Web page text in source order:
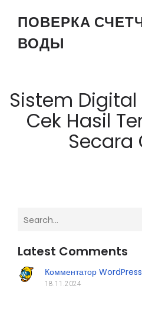
ПОВЕРКА
ВОДЫ
Sistem
Cek Hasil
Secara
Latest Comments
Комментатор WordPress
18.11.2024